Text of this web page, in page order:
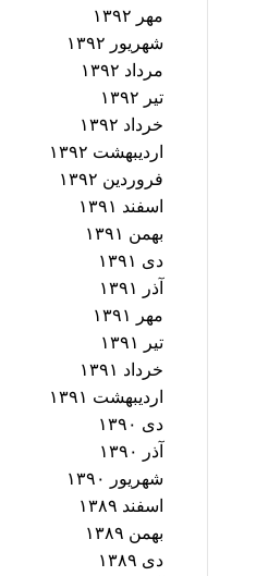
مهر ۱۳۹۲
شهریور ۱۳۹۲
مرداد ۱۳۹۲
تیر ۱۳۹۲
خرداد ۱۳۹۲
اردیبهشت ۱۳۹۲
فروردین ۱۳۹۲
اسفند ۱۳۹۱
بهمن ۱۳۹۱
دی ۱۳۹۱
آذر ۱۳۹۱
مهر ۱۳۹۱
تیر ۱۳۹۱
خرداد ۱۳۹۱
اردیبهشت ۱۳۹۱
دی ۱۳۹۰
آذر ۱۳۹۰
شهریور ۱۳۹۰
اسفند ۱۳۸۹
بهمن ۱۳۸۹
دی ۱۳۸۹